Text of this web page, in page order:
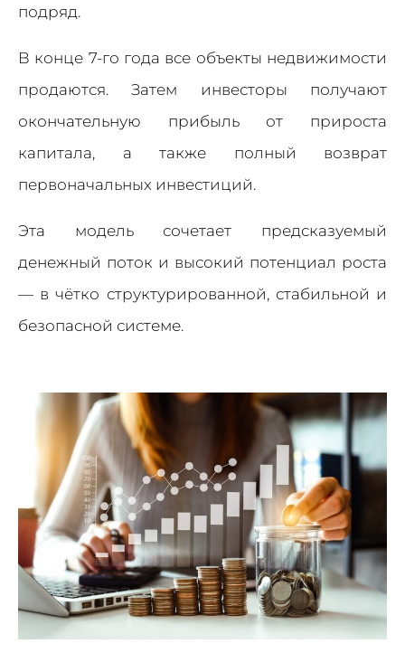
подряд.
В конце 7-го года все объекты недвижимости
продаются. Затем инвесторы получают
окончательную прибыль от прироста
капитала, а также полный возврат
первоначальных инвестиций.
Эта модель сочетает предсказуемый
денежный поток и высокий потенциал роста
— в чётко структурированной, стабильной и
безопасной системе.